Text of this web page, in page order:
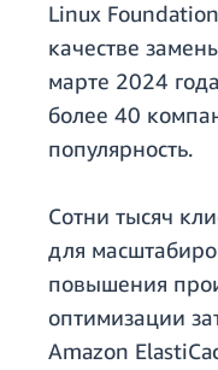
Linux
качестве
марте 2024
более 40
популярность.
Сотни тысяч
для
повышения
оптимизации
Amazon